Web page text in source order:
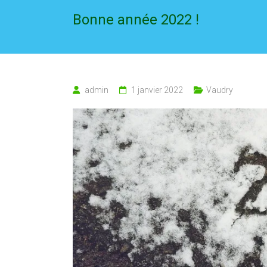
Bonne année 2022 !
admin 1 janvier 2022 Vaudry